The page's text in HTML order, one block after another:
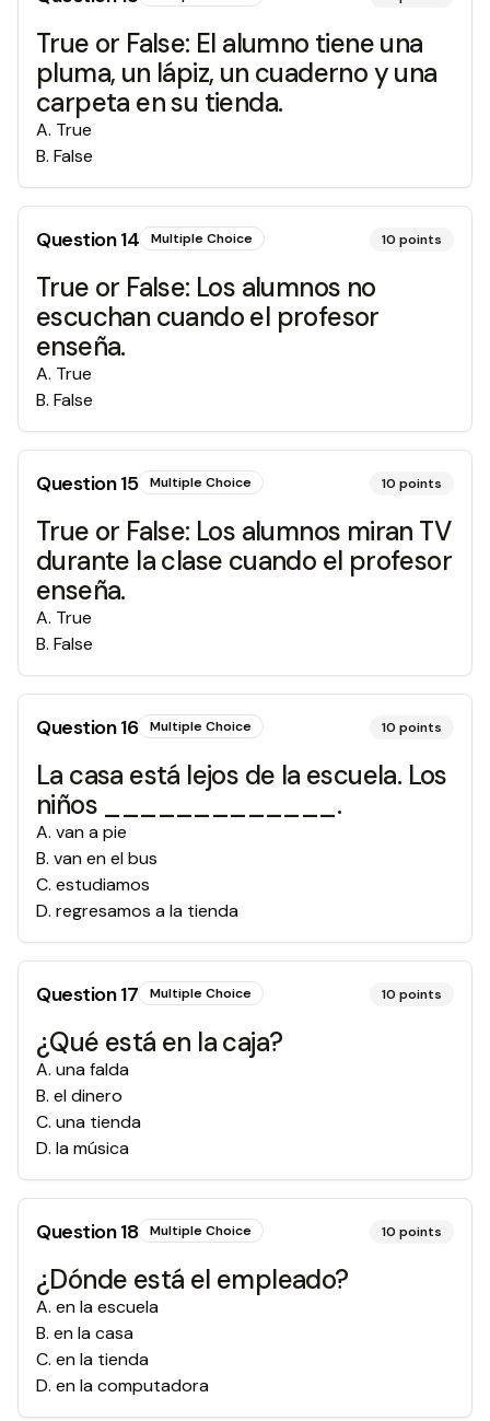
True or False: El alumno tiene una
pluma, un lápiz, un cuaderno y una
carpeta en su tienda.
A. True
B. False
Question14 Multiple Choice 10 points
True or False: Los alumnos no
escuchan cuando el profesor
enseña.
A. True
B. False
Question15 Multiple Choice 10 points
True or False: Los alumnos miran TV
durante la clase cuando el profesor
enseña.
A. True
B. False
Question16 Multiple Choice 10 points
La casa está lejos de la escuela. Los
niños _____________.
A. van a pie
B. van en el bus
C. estudiamos
D. regresamos a la tienda
Question17 Multiple Choice 10 points
¿Qué está en la caja?
A. una falda
B. el dinero
C. una tienda
D. la música
Question18 Multiple Choice 10 points
¿Dónde está el empleado?
A. en la escuela
B. en la casa
C. en la tienda
D. en la computadora